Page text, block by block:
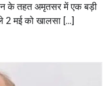
के तहत अमृतसर में एक बड़ी
2 मई को खालसा […]